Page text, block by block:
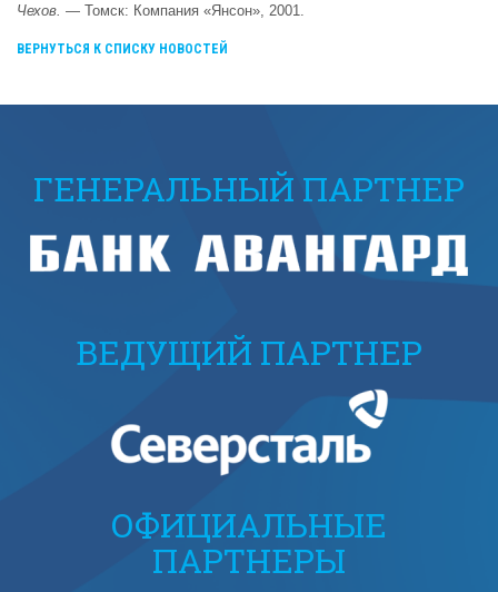
Чехов. — Томск: Компания «Янсон», 2001.
ВЕРНУТЬСЯ К СПИСКУ НОВОСТЕЙ
ГЕНЕРАЛЬНЫЙ ПАРТНЕР
ВЕДУЩИЙ ПАРТНЕР
ОФИЦИАЛЬНЫЕ
ПАРТНЕРЫ